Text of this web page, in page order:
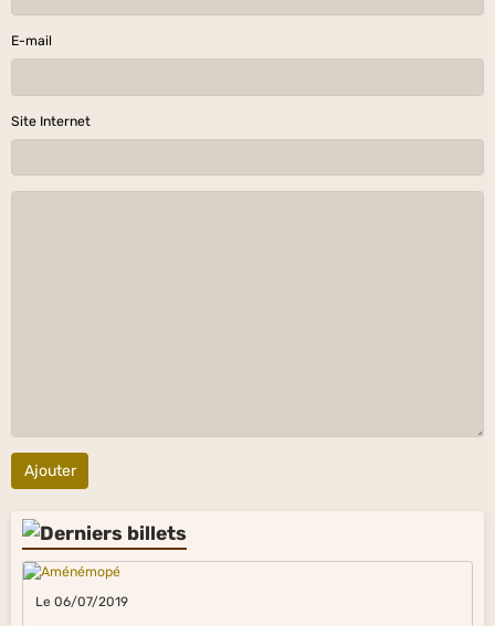
E-mail
Site Internet
Ajouter
Le 06/07/2019